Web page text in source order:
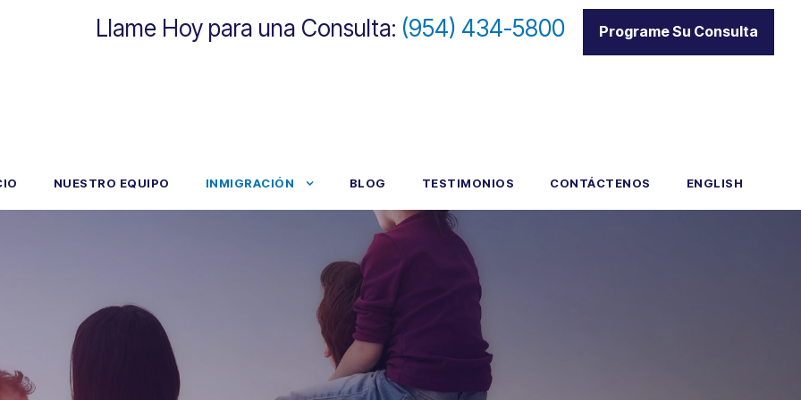
Llame Hoy para una Consulta: (954) 434-5800 Programe Su Consulta
NUESTRO EQUIPO INMIGRACIÓN BLOG TESTIMONIOS CONTÁCTENOS ENGLISH